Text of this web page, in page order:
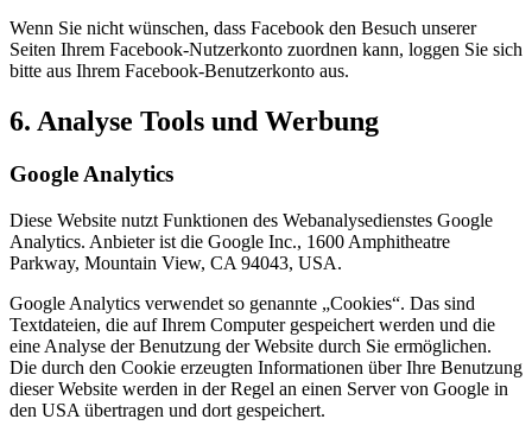
Wenn Sie nicht wünschen, dass Facebook den Besuch unserer
Seiten Ihrem Facebook-Nutzerkonto zuordnen kann, loggen Sie sich
bitte aus Ihrem Facebook-Benutzerkonto aus.
6. Analyse Tools und Werbung
Google Analytics
Diese Website nutzt Funktionen des Webanalysedienstes Google
Analytics. Anbieter ist die Google Inc., 1600 Amphitheatre
Parkway, Mountain View, CA 94043, USA.
Google Analytics verwendet so genannte „Cookies“. Das sind
Textdateien, die auf Ihrem Computer gespeichert werden und die
eine Analyse der Benutzung der Website durch Sie ermöglichen.
Die durch den Cookie erzeugten Informationen über Ihre Benutzung
dieser Website werden in der Regel an einen Server von Google in
den USA übertragen und dort gespeichert.